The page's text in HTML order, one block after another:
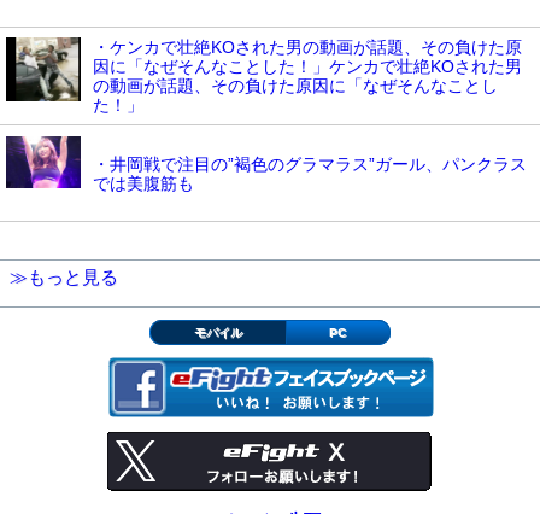
・ケンカで壮絶KOされた男の動画が話題、その負けた原
因に「なぜそんなことした！」ケンカで壮絶KOされた男
の動画が話題、その負けた原因に「なぜそんなことし
た！」
・井岡戦で注目の”褐色のグラマラス”ガール、パンクラス
では美腹筋も
≫もっと見る
モバイル PC